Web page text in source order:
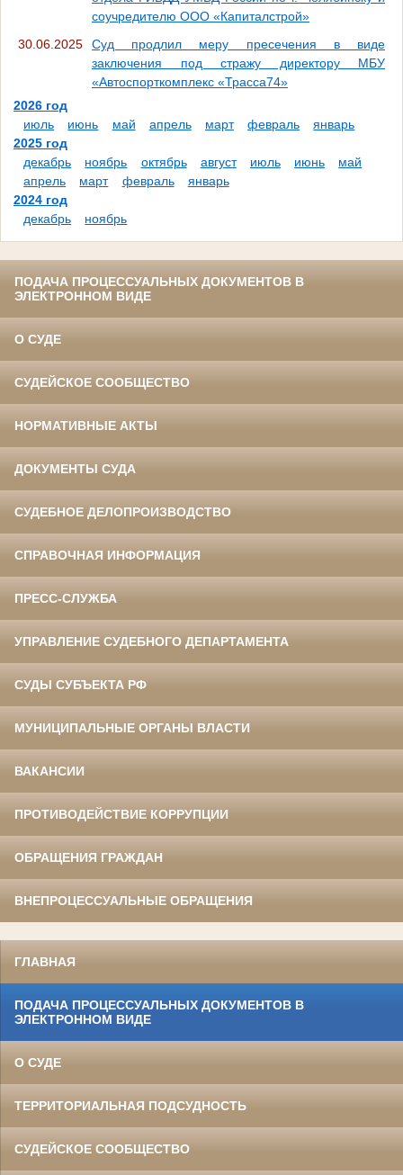
соучредителю ООО «Капиталстрой»
30.06.2025
Суд продлил меру пресечения в виде
заключения под стражу директору МБУ
«Автоспорткомплекс «Трасса74»
2026 год
июль
июнь май апрель март февраль
январь
2025 год
декабрь
ноябрь октябрь август июль июнь
май
апрель
март февраль
январь
2024 год
декабрь
ноябрь
ПОДАЧА ПРОЦЕССУАЛЬНЫХ ДОКУМЕНТОВ В
ЭЛЕКТРОННОМ ВИДЕ
О СУДЕ
СУДЕЙСКОЕ СООБЩЕСТВО
НОРМАТИВНЫЕ АКТЫ
ДОКУМЕНТЫ СУДА
СУДЕБНОЕ ДЕЛОПРОИЗВОДСТВО
СПРАВОЧНАЯ ИНФОРМАЦИЯ
ПРЕСС-СЛУЖБА
УПРАВЛЕНИЕ СУДЕБНОГО ДЕПАРТАМЕНТА
СУДЫ СУБЪЕКТА РФ
МУНИЦИПАЛЬНЫЕ ОРГАНЫ ВЛАСТИ
ВАКАНСИИ
ПРОТИВОДЕЙСТВИЕ КОРРУПЦИИ
ОБРАЩЕНИЯ ГРАЖДАН
ВНЕПРОЦЕССУАЛЬНЫЕ ОБРАЩЕНИЯ
ГЛАВНАЯ
ПОДАЧА ПРОЦЕССУАЛЬНЫХ ДОКУМЕНТОВ В
ЭЛЕКТРОННОМ ВИДЕ
О СУДЕ
ТЕРРИТОРИАЛЬНАЯ ПОДСУДНОСТЬ
СУДЕЙСКОЕ СООБЩЕСТВО